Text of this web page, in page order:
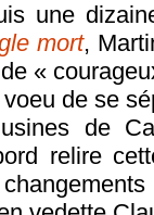
une
mort,
«
de se
de
relire